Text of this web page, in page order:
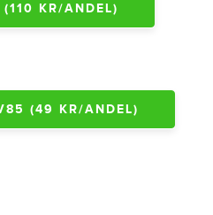
KR/ANDEL)
(49 KR/ANDEL)